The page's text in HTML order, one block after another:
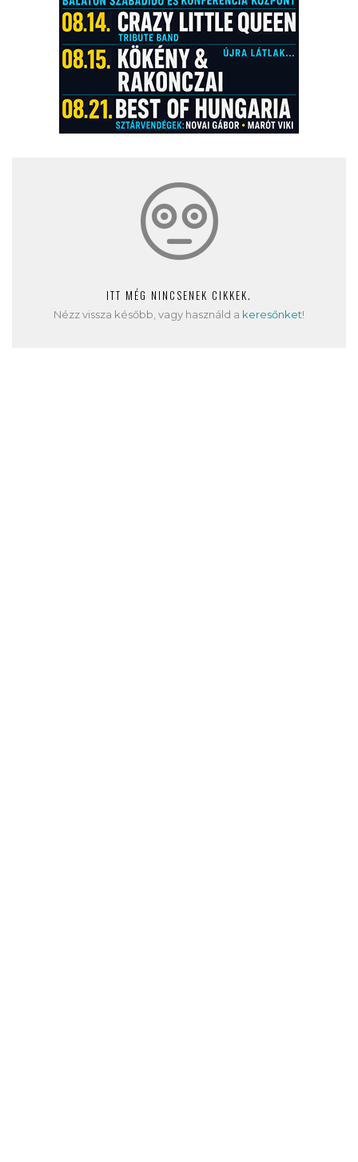
ITT MÉG NINCSENEK CIKKEK.
Nézz vissza később, vagy használd a keresőnket!